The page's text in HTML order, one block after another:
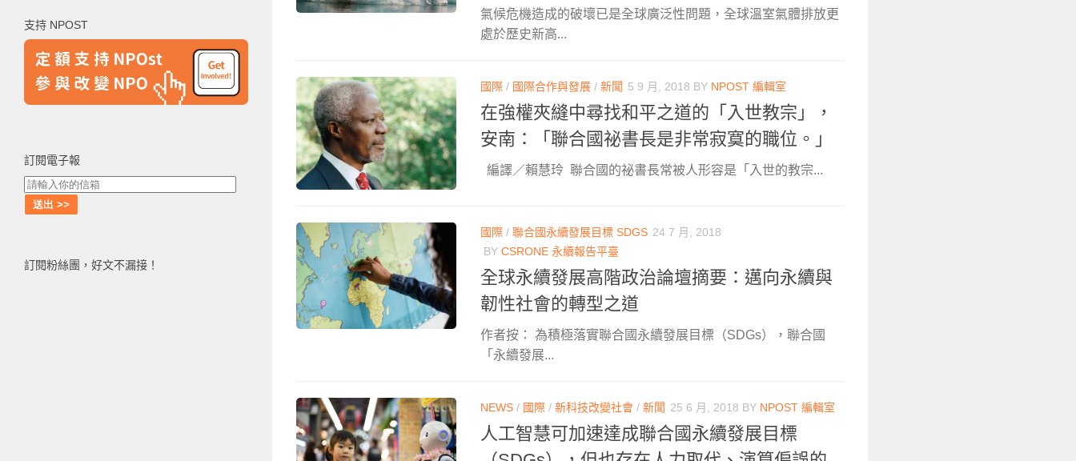
氣候危機造成的破壞已是全球廣泛性問題，全球溫室氣體排放更
處於歷史新高...
國際 / 國際合作與發展 / 新聞 5 9 月, 2018 BY NPOST 編輯室
在強權夾縫中尋找和平之道的「入世教宗」，
安南：「聯合國祕書長是非常寂寞的職位。」
編譯／賴慧玲 聯合國的祕書長常被人形容是「入世的教宗...
國際 / 聯合國永續發展目標 SDGS 24 7 月, 2018
BY CSRONE 永續報告平臺
全球永續發展高階政治論壇摘要：邁向永續與
韌性社會的轉型之道
作者按： 為積極落實聯合國永續發展目標（SDGs），聯合國
「永續發展...
NEWS / 國際 / 新科技改變社會 / 新聞 25 6 月, 2018 BY NPOST 編輯室
人工智慧可加速達成聯合國永續發展目標
字:
支持 NPOST
訂閱電子報
訂閱粉絲團，好文不漏接！